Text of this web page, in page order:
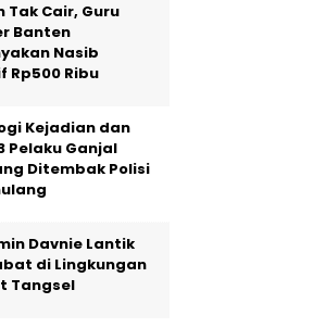
Tak Cair, Guru
Banten
Nasib
Rp500 Ribu
Kejadian dan
Pelaku Ganjal
Ditembak Polisi
Davnie Lantik
di Lingkungan
Tangsel